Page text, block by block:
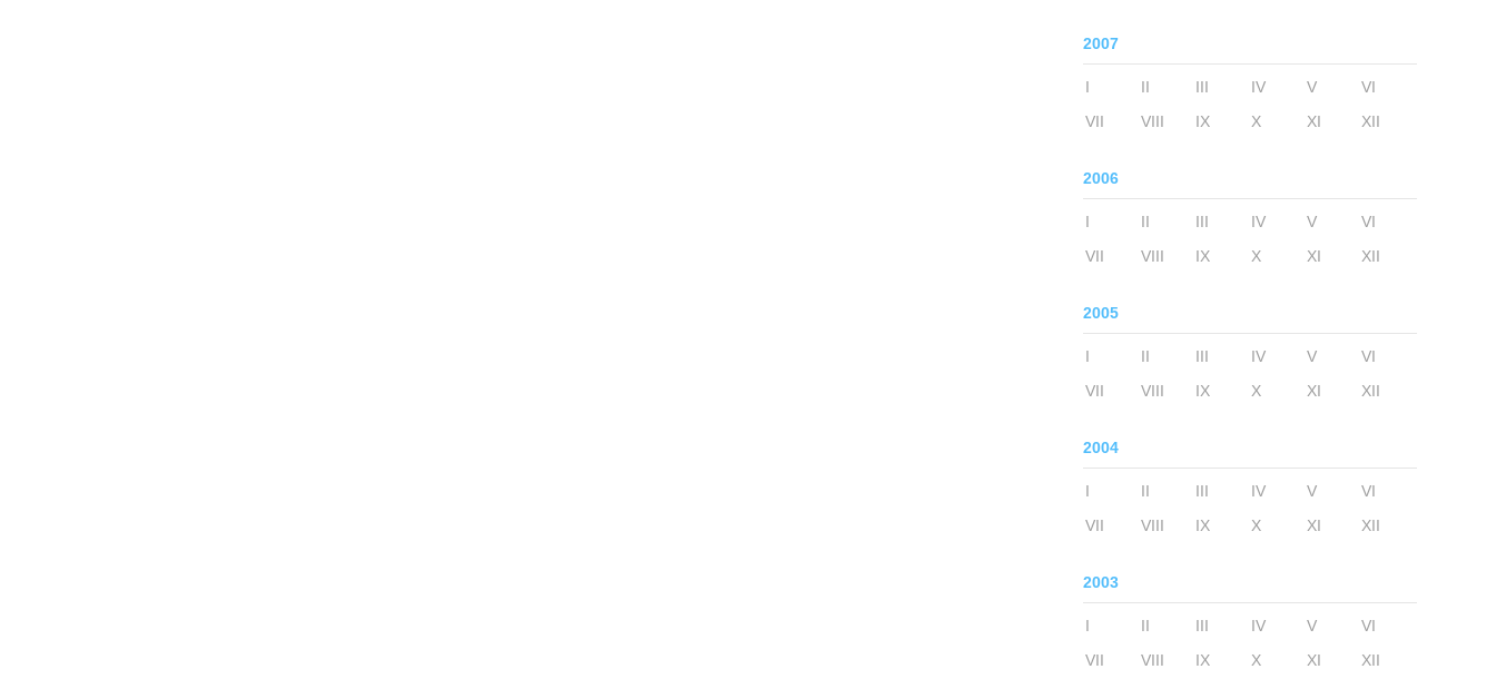
2007
I II III IV V
VI
VII
VIII IX X XI XII
2006
I II III IV V
VI
VII
VIII IX X XI XII
2005
I II III IV V
VI
VII
VIII IX X XI XII
2004
I II III IV V
VI
VII
VIII IX X XI XII
2003
I II III IV V
VI
VII
VIII IX X XI XII